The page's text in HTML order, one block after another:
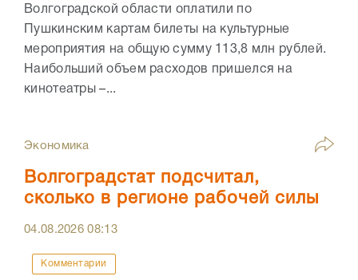
Волгоградской области оплатили по
Пушкинским картам билеты на культурные
мероприятия на общую сумму 113,8 млн рублей.
Наибольший объем расходов пришелся на
кинотеатры –...
Экономика
Волгоградстат подсчитал,
сколько в регионе рабочей силы
04.08.202608:13
Комментарии